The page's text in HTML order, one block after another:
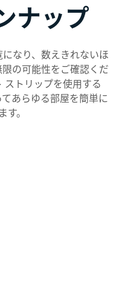
ナップ
なり、数えきれないほ
の可能性をご確認くだ
ストリップを使用する
あらゆる部屋を簡単に
す。